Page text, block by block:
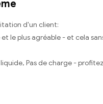
d'un client:
le plus agréable - et cela
Pas de charge -